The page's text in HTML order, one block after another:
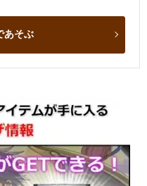
あそぶ